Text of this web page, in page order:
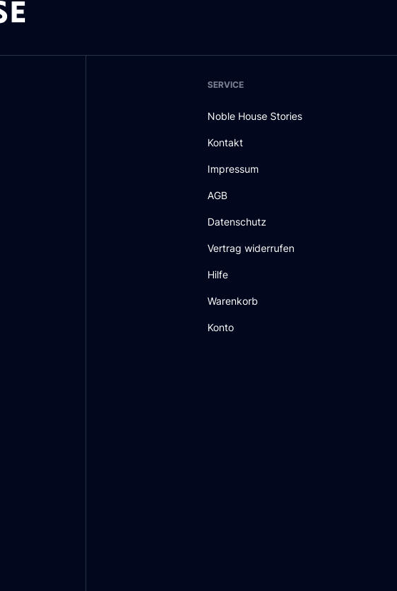
SERVICE
Noble House Stories
Kontakt
Impressum
AGB
Datenschutz
Vertrag widerrufen
Hilfe
Warenkorb
Konto